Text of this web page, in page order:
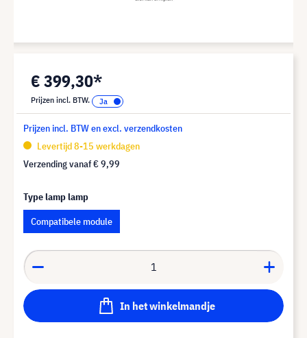
€ 399,30*
Prijzen incl. BTW.
Prijzen incl. BTW en excl. verzendkosten
Levertijd 8-15 werkdagen
Verzending vanaf€ 9,99
Type lamp lamp
Compatibele module
In het winkelmandje